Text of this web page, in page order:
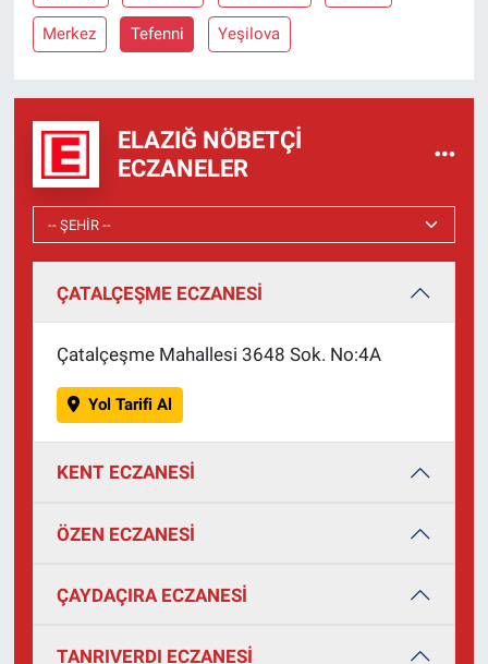
Merkez Tefenni Yeşilova
ELAZIĞ NÖBETÇI
ECZANELER
ÇATALÇEŞME ECZANESİ
Çatalçeşme Mahallesi 3648 Sok. No:4A
Yol Tarifi Al
KENT ECZANESİ
ÖZEN ECZANESİ
ÇAYDAÇIRA ECZANESİ
TANRIVERDI ECZANESİ